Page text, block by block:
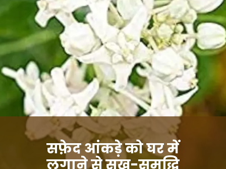
सफ़ेद आंकड़े को घर में
लगाने से सुख-समृद्धि